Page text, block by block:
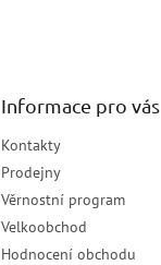
Informace pro vás
Kontakty
Prodejny
Věrnostní program
Velkoobchod
Hodnocení obchodu